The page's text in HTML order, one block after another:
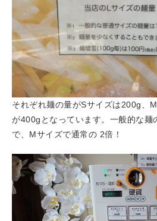
それぞれ麺の量がSサイズは200g、
が400gとなっています。一般的な麺
で、Mサイズで通常の 2倍！